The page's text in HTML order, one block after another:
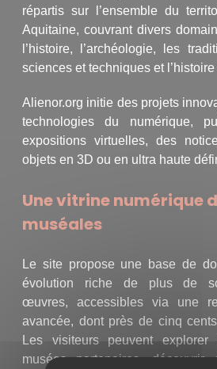
répartis sur l’ensemble du
Aquitaine, couvrant divers
l’histoire, l’archéologie, les
sciences et techniques et
Alienor.org initie des projets
technologies du numérique,
expositions virtuelles, des
objets en 3D ou en ultra haute
Une vitrine numérique
muséales
Le site propose une base de
évolution riche de plus de
œuvres, accessibles via une
avancée, dont près de cinq
Les visiteurs peuvent
musées partenaires,